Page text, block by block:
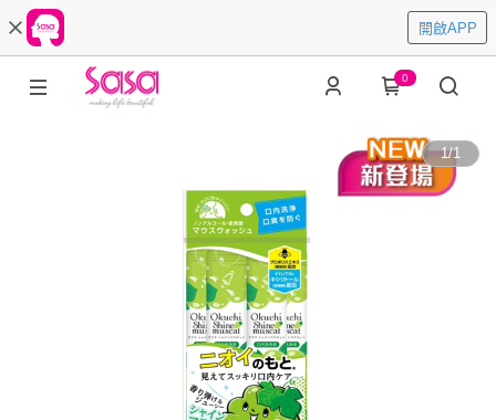
開啟APP
0
1/1